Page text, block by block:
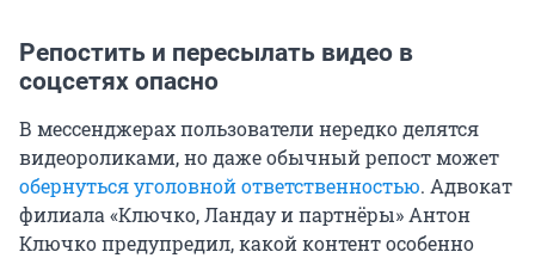
Репостить и пересылать видео в
соцсетях опасно
В мессенджерах пользователи нередко делятся
видеороликами, но даже обычный репост может
обернуться уголовной ответственностью. Адвокат
филиала «Ключко, Ландау и партнёры» Антон
Ключко предупредил, какой контент особенно